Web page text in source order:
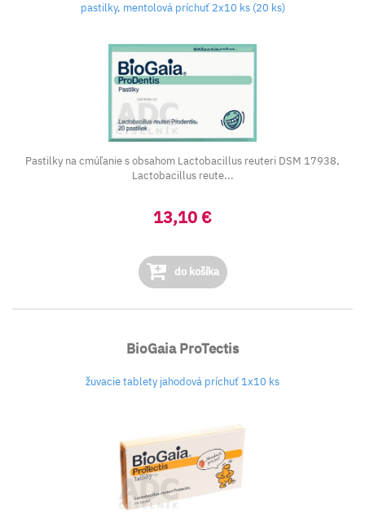
pastilky, mentolová príchuť 2x10 ks (20 ks)
Pastilky na cmúľanie s obsahom Lactobacillus reuteri DSM 17938,
Lactobacillus reute...
13,10 €
do košíka
BioGaia ProTectis
žuvacie tablety jahodová príchuť 1x10 ks